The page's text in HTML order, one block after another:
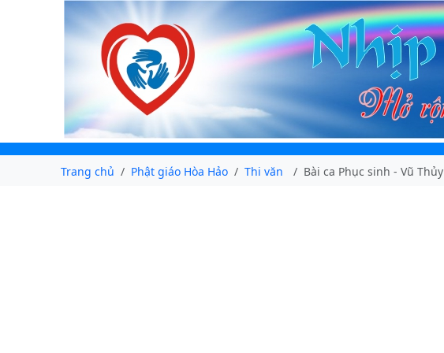
Trang chủ Phật giáo Hòa Hảo Thi văn Bài ca Phục sinh - Vũ Thủy